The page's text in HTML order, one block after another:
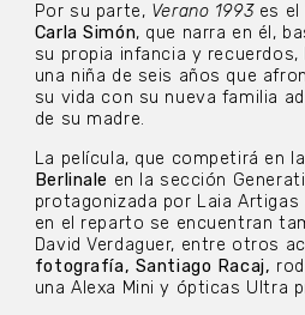
Por su parte, Verano 1993 es el
Carla Simón, que narra en él,
su propia infancia y
una niña de seis años que
su vida con su nueva familia
de su madre.
La película, que competirá en la
Berlinale en la sección
protagonizada por Laia Artigas
en el reparto se encuentran
David Verdaguer, entre otros
fotografía, Santiago Racaj,
una Alexa Mini y ópticas Ultra